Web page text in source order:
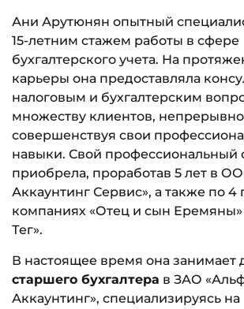
Ани Арутюнян опытный
15-летним стажем работы в сфере
бухгалтерского учета. На
карьеры она предоставляла
налоговым и бухгалтерским
множеству клиентов, непрерывно
совершенствуя свои
навыки. Свой профессиональный
приобрела, проработав 5 лет в
Аккаунтинг Сервис», а также по 4
компаниях «Отец и сын
Тег».
В настоящее время она занимает
старшего бухгалтера в ЗАО
Аккаунтинг», специализируясь на